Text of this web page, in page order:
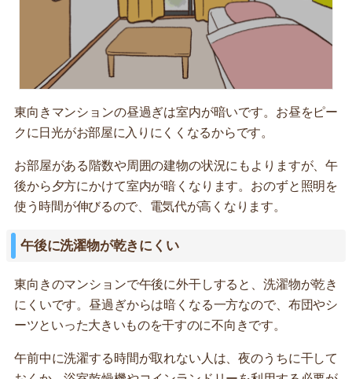
東向きマンションの昼過ぎは室内が暗いです。お昼をピー
クに日光がお部屋に入りにくくなるからです。
お部屋がある階数や周囲の建物の状況にもよりますが、午
後から夕方にかけて室内が暗くなります。おのずと照明を
使う時間が伸びるので、電気代が高くなります。
午後に洗濯物が乾きにくい
東向きのマンションで午後に外干しすると、洗濯物が乾き
にくいです。昼過ぎからは暗くなる一方なので、布団やシ
ーツといった大きいものを干すのに不向きです。
午前中に洗濯する時間が取れない人は、夜のうちに干して